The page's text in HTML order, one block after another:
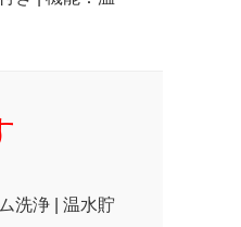
洗浄 | 温水貯